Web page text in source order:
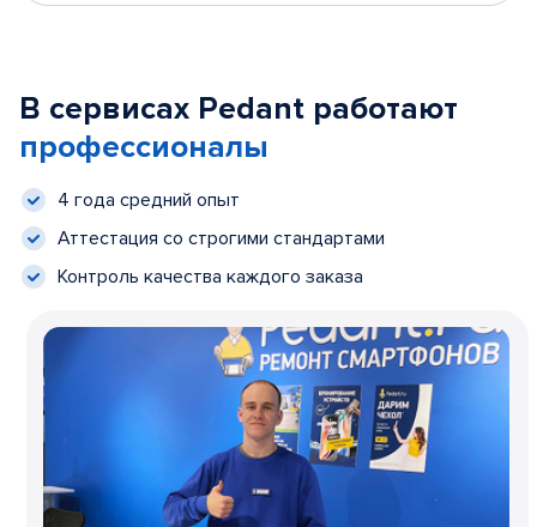
В сервисах Pedant работают
профессионалы
4 года средний опыт
Аттестация со строгими стандартами
Контроль качества каждого заказа